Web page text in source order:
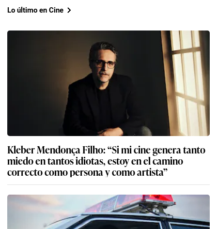
Lo último en Cine
Kleber Mendonça Filho: “Si mi cine genera tanto
miedo en tantos idiotas, estoy en el camino
correcto como persona y como artista”